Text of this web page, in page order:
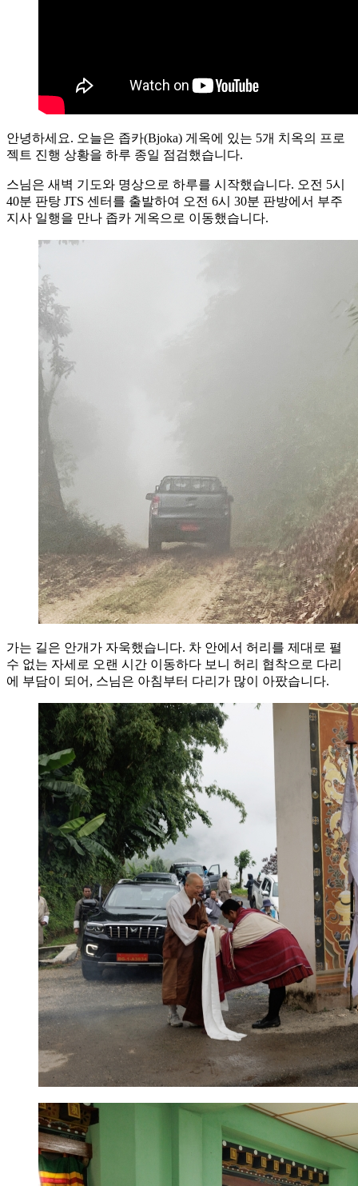
안녕하세요. 오늘은 좁카(Bjoka) 게옥에 있는 5개 치옥의 프로
젝트 진행 상황을 하루 종일 점검했습니다.
스님은 새벽 기도와 명상으로 하루를 시작했습니다. 오전 5시
40분 판탕 JTS 센터를 출발하여 오전 6시 30분 판방에서 부주
지사 일행을 만나 좁카 게옥으로 이동했습니다.
가는 길은 안개가 자욱했습니다. 차 안에서 허리를 제대로 펼
수 없는 자세로 오랜 시간 이동하다 보니 허리 협착으로 다리
에 부담이 되어, 스님은 아침부터 다리가 많이 아팠습니다.